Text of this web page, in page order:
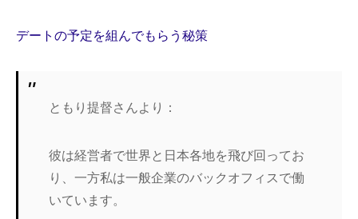
デートの予定を組んでもらう秘策
ともり提督さんより：
彼は経営者で世界と日本各地を飛び回ってお
り、一方私は一般企業のバックオフィスで働
いています。